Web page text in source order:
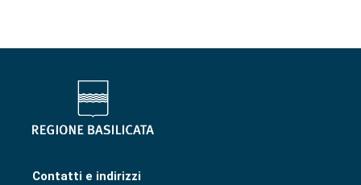
Contatti e indirizzi